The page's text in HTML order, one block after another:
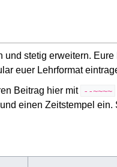
stetig erweitern.
euer Lehrformat
Beitrag hier mit
--~~~~
einen Zeitstempel ein.